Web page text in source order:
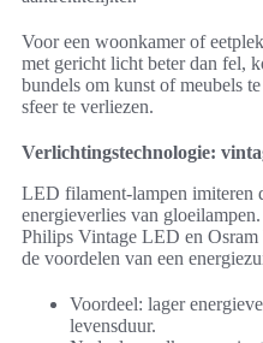
Voor een woonkamer of
met gericht licht beter dan fel,
bundels om kunst of meubels
sfeer te verliezen.
Verlichtingstechnologie:
LED filament-lampen imiteren
energieverlies van
Philips Vintage LED en
de voordelen van een
Voordeel: lager
levensduur.